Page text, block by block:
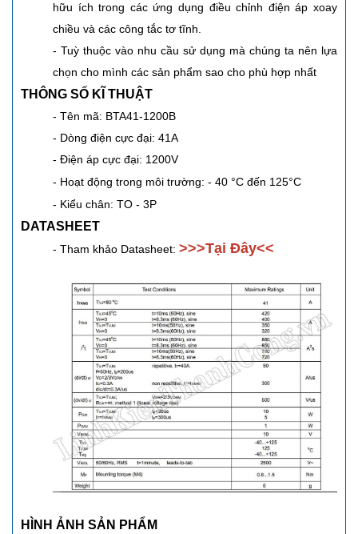
hữu ích trong các ứng dụng điều chỉnh điện áp xoay
chiều và các công tắc tơ tĩnh.
- Tuỳ thuộc vào nhu cầu sử dụng mà chúng ta nên lựa
chọn cho mình các sản phẩm sao cho phù hợp nhất
THÔNG SỐ KĨ THUẬT
- Tên mã: BTA41-1200B
- Dòng điện cực đại: 41A
- Điện áp cực đại: 1200V
- Hoạt động trong môi trường: - 40 °C đến 125°C
- Kiểu chân: TO - 3P
DATASHEET
- Tham khảo Datasheet: >>>Tại Đây<<
HÌNH ẢNH SẢN PHẨM